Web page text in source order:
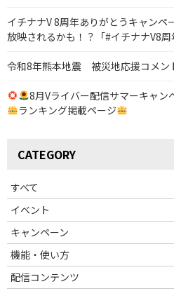
ョ
イチナナV 8周年ありがとうキャンペ
放映されるかも！？「#イチナナV8
令和8年熊本地震 被災地応援コメン
8月Vライバー配信サマーキャン
ランキング掲載ページ
CATEGORY
すべて
イベント
キャンペーン
機能・使い方
配信コンテンツ